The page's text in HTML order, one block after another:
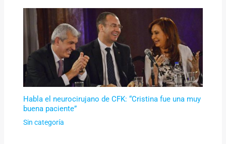
Habla el neurocirujano de CFK: “Cristina fue una muy
buena paciente”
Sin categoría